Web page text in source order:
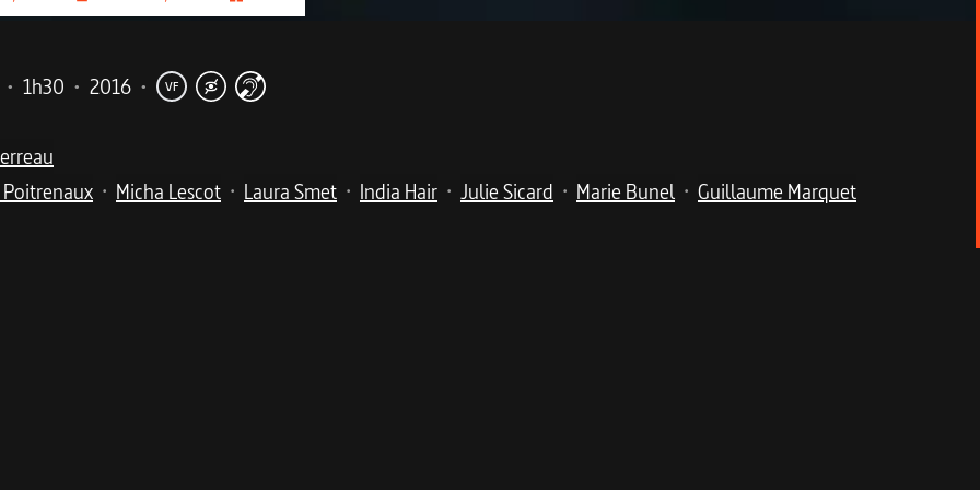
• 1h30 • 2016 • VF
• Micha Lescot • Laura Smet • India Hair • Julie Sicard • Marie Bunel • Guillaume Marquet